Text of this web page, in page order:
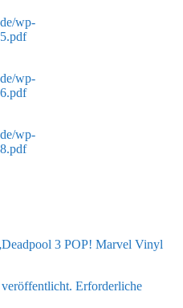
wp-
wp-
wp-
3 POP! Marvel Vinyl
Erforderliche